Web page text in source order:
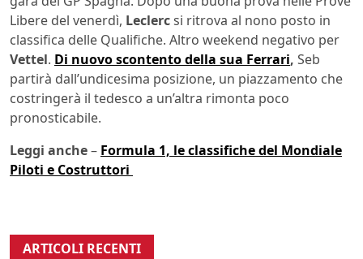
Libere del venerdì, Leclercsi ritrova al nono posto in
classifica delle Qualifiche. Altro weekend negativo per
Vettel. Di nuovo scontento della sua Ferrari, Seb
partirà dall’undicesima posizione, un piazzamento che
costringerà il tedesco a un’altra rimonta poco
pronosticabile.
Leggi anche– Formula 1, le classifiche del Mondiale
Piloti e Costruttori
ARTICOLI RECENTI